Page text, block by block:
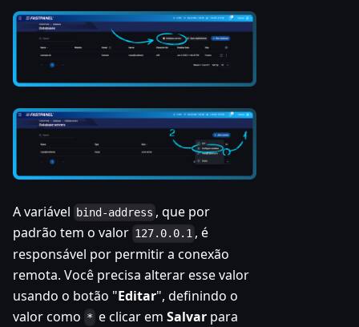
A variável bind-address , que por
padrão tem o valor 127.0.0.1 , é
responsável por permitir a conexão
remota. Você precisa alterar esse valor
usando o botão "Editar", definindo o
valor como * e clicar emSalvar para